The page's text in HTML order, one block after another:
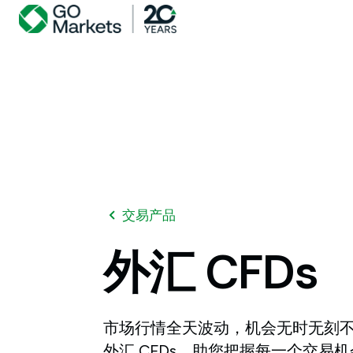
交易产品
外汇 CFDs
市场行情全天波动，机会无时无刻